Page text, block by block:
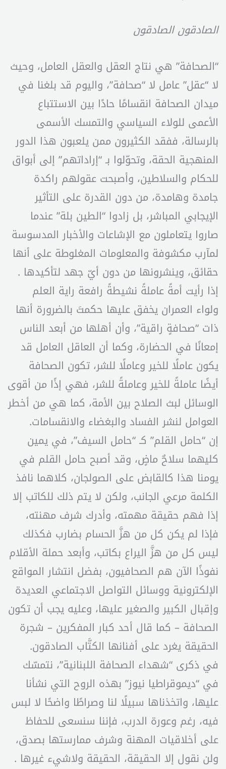
الصادقون الصادقون
“الصحافة” هي نتاج العقل والعقل العامل، وحيث
لا “عقل” عامل لا “صحافة”، واليوم قد بلغنا في
ميدان الصحافة انقسامًا حادًا بين الاستتباع
الأعمى للولاء السياسي والتمسك الأسمى
بالرسالة، ففقد الكثيرون ممن يلعبون هذا الدور
المنهجية الحقة، وتحوّلوا بـ “إراداتهم” إلى أبواق
للحكام والسلاطين، وأصبحت عقولهم راكدة
جامدة وهامدة، من دون القدرة على التأثير
الإيجابي المباشر، بل زادوا “الطين بلة” عندما
صاروا يتعاملون مع الإشاعات والأخبار المدسوسة
لمآرب مكشوفة والمعلومات المغلوطة على أنها
حقائق، وينشرونها من دون أيّ جهد لتأكيدها .
إذا رأيت أمةً عاملةً نشيطةً رافعة راية العلم
ولواء العمران يخفق عليها حكمتَ بالضرورة أنها
ذات “صحافةٍ راقية”، وأن أهلها من أبعد الناس
إمعانًا في الحضارة، وكما أن العاقل العامل قد
يكون عاملًا للخير وعاملًا للشر، تكون الصحافة
أيضًا عاملةً للخير وعاملةً للشر، فهي إذًا من أقوى
الوسائل لبث الصلاح بين الأمة، كما هي من أخطر
العوامل لنشر الفساد والبغضاء والانقسامات.
إن “حامل القلم” كـ “حامل السيف”، في يمين
كليهما سلاحٌ ماضٍ، وقد أصبح حامل القلم في
يومنا هذا كالقابض على الصولجان، كلاهما نافذ
الكلمة مرعي الجانب، ولكن لا يتم ذلك للكاتب إلا
إذا فهم حقيقة مهمته، وأدرك شرف مهنته،
فإذا لم يكن كل من هزَّ الحسام بضارب فكذلك
ليس كل من هزَّ اليراع بكاتب، وأبعد حملة الأقلام
نفوذًا الآن هم الصحافيون، بفضل انتشار المواقع
الإلكترونية ووسائل التواصل الاجتماعي العديدة
وإقبال الكبير والصغير عليها، وعليه يجب أن تكون
الصحافة – كما قال أحد كبار المفكرين – شجرة
الحقيقة يغرد على أفنانها الكتَّاب الصادقون.
في ذكرى “شهداء الصحافة اللبنانية”، نتمسّك
في “ديموقراطيا نيوز” بهذه الروح التي نشأنا
عليها، واتخذناها سبيلًا لنا وصراطًا واضحًا لا لبس
فيه، رغم وعورة الدرب، فإننا سنسعى للحفاظ
على أخلاقيات المهنة وشرف ممارستها بصدق،
ولن نقول إلا الحقيقة، الحقيقة ولاشيء غيرها .